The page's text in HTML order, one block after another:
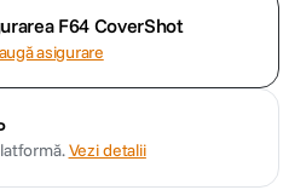
F64 CoverShot
asigurare
Vezi detalii